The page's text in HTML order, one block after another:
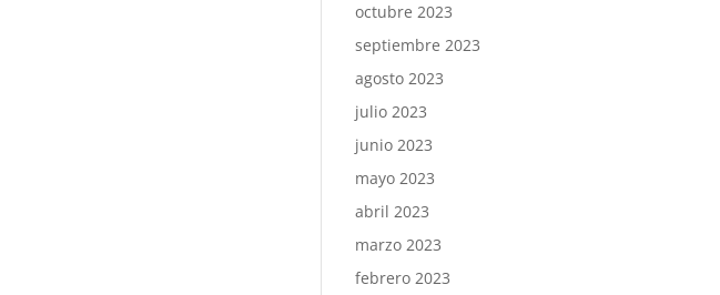
octubre 2023
septiembre 2023
agosto 2023
julio 2023
junio 2023
mayo 2023
abril 2023
marzo 2023
febrero 2023